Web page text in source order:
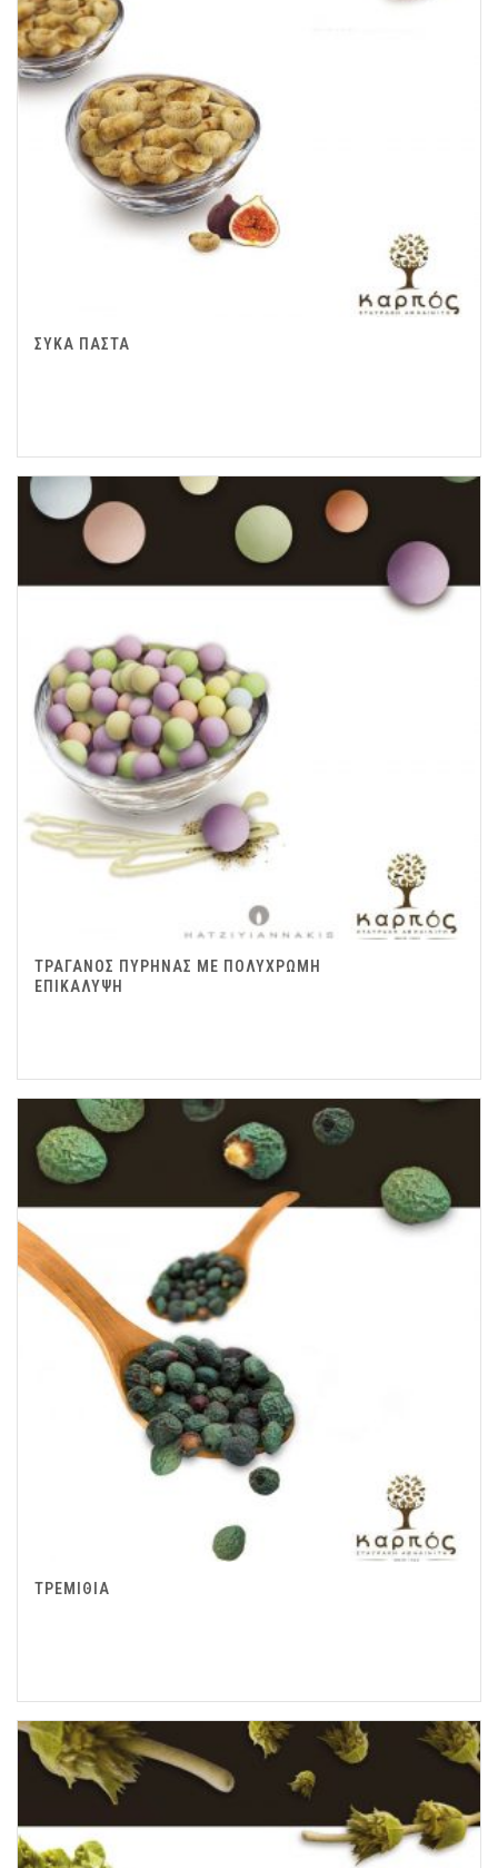
ΣΥΚΑ ΠΑΣΤΑ
ΤΡΑΓΑΝΟΣ ΠΥΡΗΝΑΣ ΜΕ ΠΟΛΥΧΡΩΜΗ
ΕΠΙΚΑΛΥΨΗ
ΤΡΕΜΙΘΙΑ